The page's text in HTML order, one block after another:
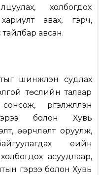
холбогдох
хариулт авах, гэрч,
авсан.
шинжлэн судлах
төслийн талаар
үргэлжлүүлэн
болон Хувь
өөрчлөлт оруулж,
үеийн
холбогдох асуудлаар,
гэрээ болон Хувь